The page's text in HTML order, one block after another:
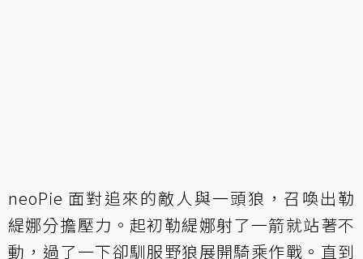
neoPie 面對追來的敵人與一頭狼，召喚出勒
緹娜分擔壓力。起初勒緹娜射了一箭就站著不
動，過了一下卻馴服野狼展開騎乘作戰。直到